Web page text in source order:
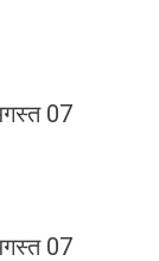
07
07